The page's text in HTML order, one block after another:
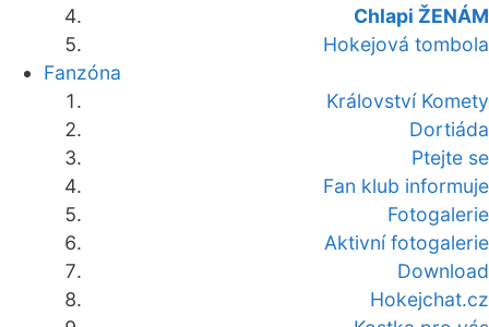
Chlapi ŽENÁM
Hokejová tombola
Fanzóna
Království Komety
Dortiáda
Ptejte se
Fan klub informuje
Fotogalerie
Aktivní fotogalerie
Download
Hokejchat.cz